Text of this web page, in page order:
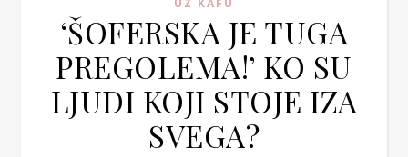
UZ KAFU
‘ŠOFERSKA JE TUGA
PREGOLEMA!’ KO SU
LJUDI KOJI STOJE IZA
SVEGA?